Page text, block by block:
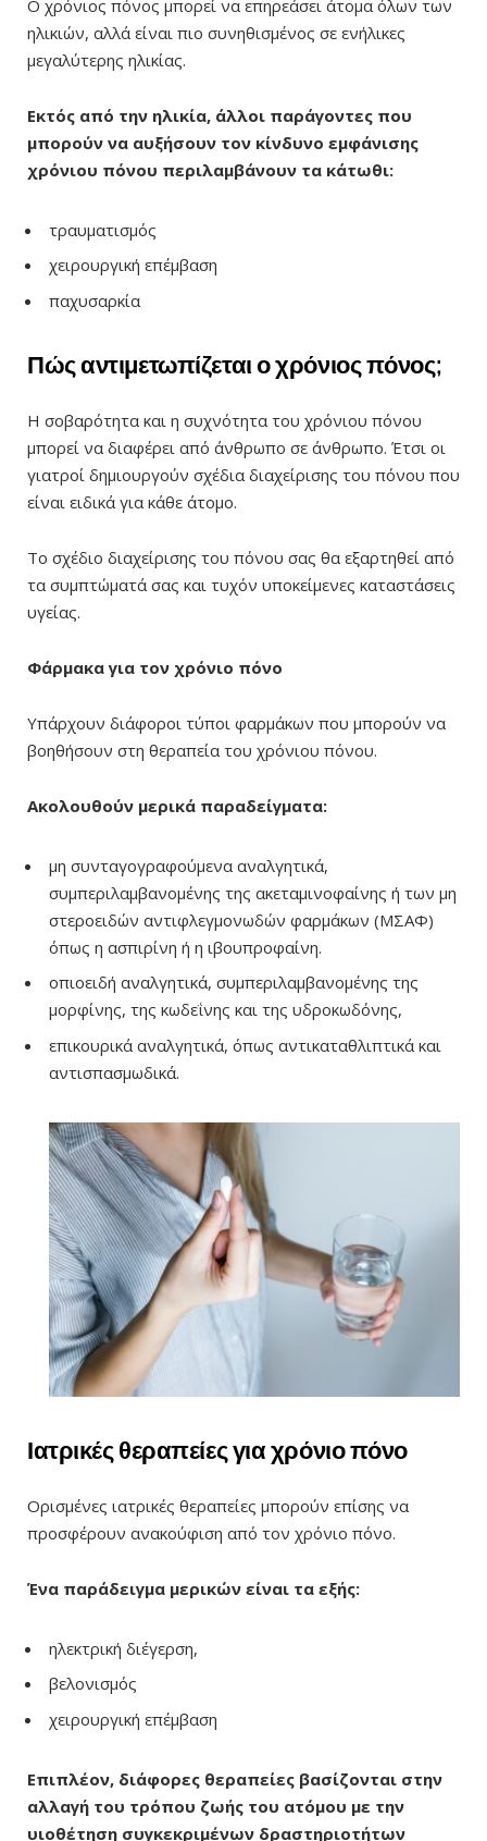
Ο χρόνιος πόνος μπορεί να επηρεάσει άτομα όλων των
ηλικιών, αλλά είναι πιο συνηθισμένος σε ενήλικες
μεγαλύτερης ηλικίας.
Εκτός από την ηλικία, άλλοι παράγοντες που
μπορούν να αυξήσουν τον κίνδυνο εμφάνισης
χρόνιου πόνου περιλαμβάνουν τα κάτωθι:
τραυματισμός
χειρουργική επέμβαση
παχυσαρκία
Πώς αντιμετωπίζεται ο χρόνιος πόνος;
Η σοβαρότητα και η συχνότητα του χρόνιου πόνου
μπορεί να διαφέρει από άνθρωπο σε άνθρωπο. Έτσι οι
γιατροί δημιουργούν σχέδια διαχείρισης του πόνου που
είναι ειδικά για κάθε άτομο.
Το σχέδιο διαχείρισης του πόνου σας θα εξαρτηθεί από
τα συμπτώματά σας και τυχόν υποκείμενες καταστάσεις
υγείας.
Φάρμακα για τον χρόνιο πόνο
Υπάρχουν διάφοροι τύποι φαρμάκων που μπορούν να
βοηθήσουν στη θεραπεία του χρόνιου πόνου.
Ακολουθούν μερικά παραδείγματα:
μη συνταγογραφούμενα αναλγητικά,
συμπεριλαμβανομένης της ακεταμινοφαίνης ή των μη
στεροειδών αντιφλεγμονωδών φαρμάκων (ΜΣΑΦ)
όπως η ασπιρίνη ή η ιβουπροφαίνη.
οπιοειδή αναλγητικά, συμπεριλαμβανομένης της
μορφίνης, της κωδεΐνης και της υδροκωδόνης,
επικουρικά αναλγητικά, όπως αντικαταθλιπτικά και
αντισπασμωδικά.
Ιατρικές θεραπείες για χρόνιο πόνο
Ορισμένες ιατρικές θεραπείες μπορούν επίσης να
προσφέρουν ανακούφιση από τον χρόνιο πόνο.
Ένα παράδειγμα μερικών είναι τα εξής:
ηλεκτρική διέγερση,
βελονισμός
χειρουργική επέμβαση
Επιπλέον, διάφορες θεραπείες βασίζονται στην
αλλαγή του τρόπου ζωής του ατόμου με την
υιοθέτηση συγκεκριμένων δραστηριοτήτων